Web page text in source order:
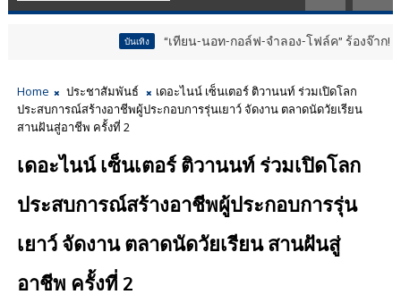
“เทียน-นอท-กอล์ฟ-จำลอง-โฟล์ค” ร้องจ๊าก!! อุปกรณ์ม่วนจอย
Home ประชาสัมพันธ์
เดอะไนน์ เซ็นเตอร์ ติวานนท์ ร่วมเปิดโลก
ประสบการณ์สร้างอาชีพผู้ประกอบการรุ่นเยาว์ จัดงาน ตลาดนัดวัยเรียน
สานฝันสู่อาชีพ ครั้งที่ 2
เดอะไนน์ เซ็นเตอร์ ติวานนท์ ร่วมเปิดโลก
ประสบการณ์สร้างอาชีพผู้ประกอบการรุ่น
เยาว์ จัดงาน ตลาดนัดวัยเรียน สานฝันสู่
อาชีพ ครั้งที่ 2